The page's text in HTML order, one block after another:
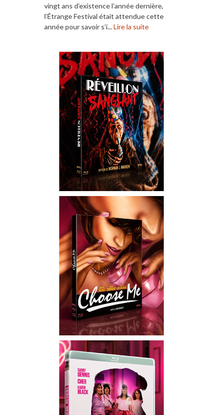
vingt ans d’existence l’année dernière,
l’Étrange Festival était attendue cette
année pour savoir s’i...Lire la suite